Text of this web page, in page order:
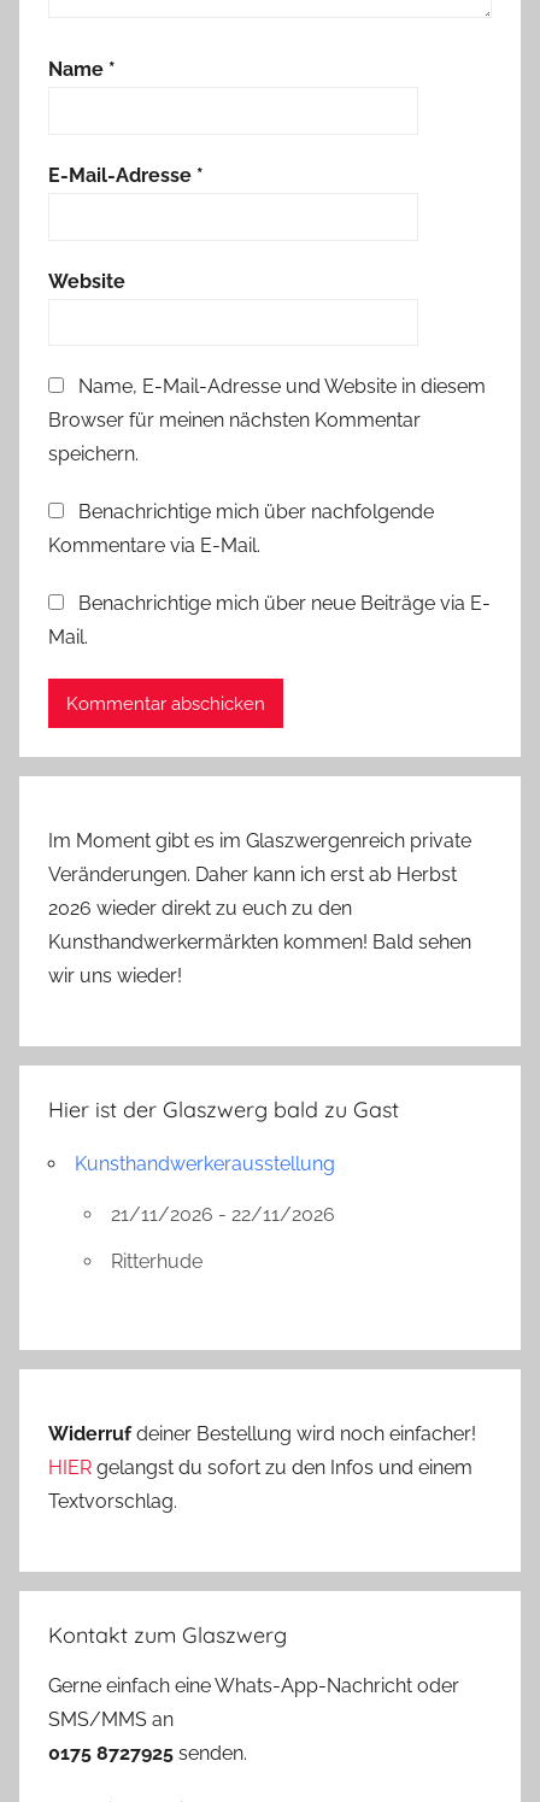
r
m
t
n
e
,
i
e
i
s
Name *
E-Mail-Adresse *
Website
Name, E-Mail-Adresse und Website in diesem
Browser für meinen nächsten Kommentar
speichern.
Benachrichtige mich über nachfolgende
Kommentare via E-Mail.
Benachrichtige mich über neue Beiträge via E-
Mail.
Im Moment gibt es im Glaszwergenreich private
Veränderungen. Daher kann ich erst ab Herbst
2026 wieder direkt zu euch zu den
Kunsthandwerkermärkten kommen! Bald sehen
wir uns wieder!
Hier ist der Glaszwerg bald zu Gast
Kunsthandwerkerausstellung
21/11/2026 - 22/11/2026
Ritterhude
Widerrufdeiner Bestellung wird noch einfacher!
HIER gelangst du sofort zu den Infos und einem
Textvorschlag.
Kontakt zum Glaszwerg
Gerne einfach eine Whats-App-Nachricht oder
SMS/MMS an
0175 8727925 senden.